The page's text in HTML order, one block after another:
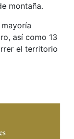
montaña.
así como 13
el territorio